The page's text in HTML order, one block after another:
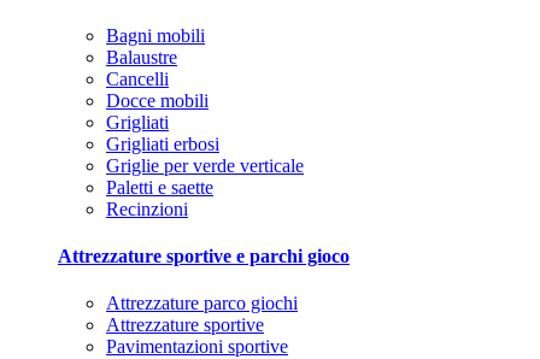
Bagni mobili
Balaustre
Cancelli
Docce mobili
Grigliati
Grigliati erbosi
Griglie per verde verticale
Paletti e saette
Recinzioni
Attrezzature sportive e parchi gioco
Attrezzature parco giochi
Attrezzature sportive
Pavimentazioni sportive